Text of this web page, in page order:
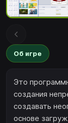
Об игре
Это
создания
создавать
основе